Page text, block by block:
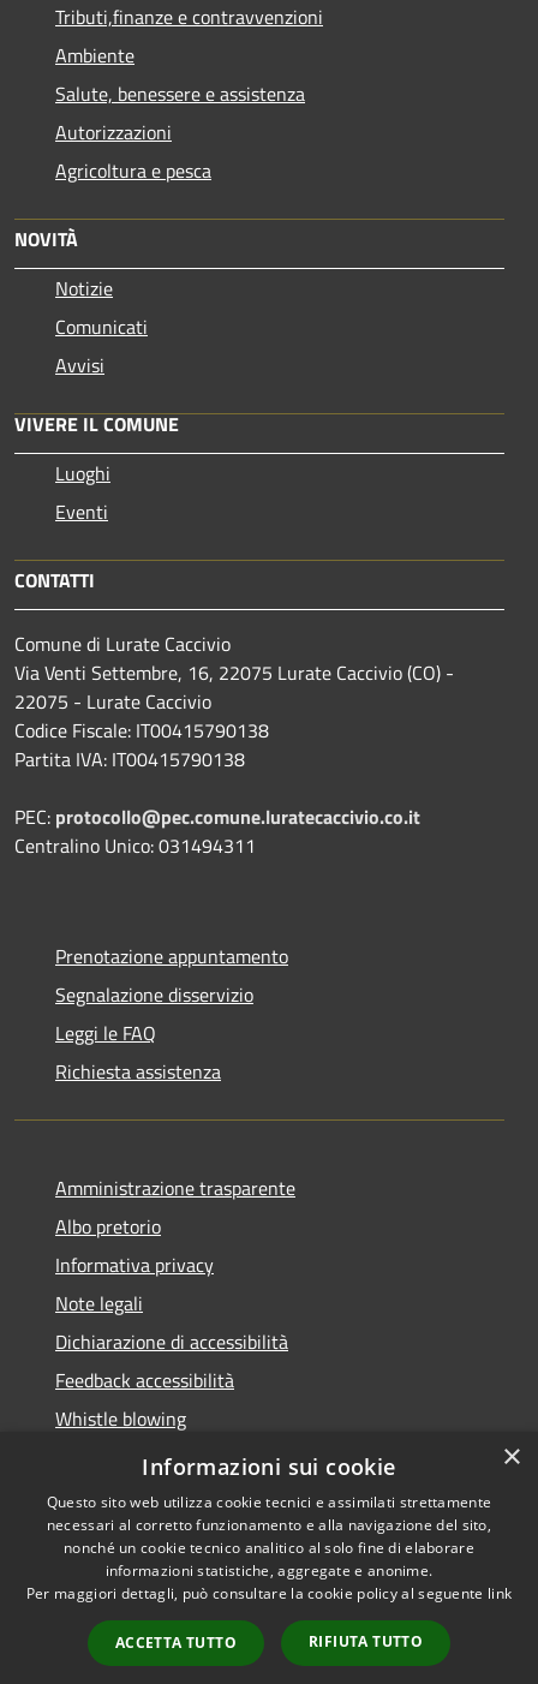
Tributi,finanze e contravvenzioni
Ambiente
Salute, benessere e assistenza
Autorizzazioni
Agricoltura e pesca
NOVITÀ
Notizie
Comunicati
Avvisi
VIVERE IL COMUNE
Luoghi
Eventi
CONTATTI
Comune di Lurate Caccivio
Via Venti Settembre, 16, 22075 Lurate Caccivio (CO) -
22075 - Lurate Caccivio
Codice Fiscale: IT00415790138
Partita IVA: IT00415790138
PEC: protocollo@pec.comune.luratecaccivio.co.it
Centralino Unico: 031494311
Prenotazione appuntamento
Segnalazione disservizio
Leggi le FAQ
Richiesta assistenza
Amministrazione trasparente
Albo pretorio
Informativa privacy
Note legali
Dichiarazione di accessibilità
Feedback accessibilità
Whistle blowing
Titolare potere sostitutivo
Accessibilità
Copyright © 2026 • Comune di
Lurate Caccivio • Powered by
Municipium•
Accesso
redazione
×
Informazioni sui cookie
Questo sito web utilizza cookie tecnici e assimilati strettamente
necessari al corretto funzionamento e alla navigazione del sito,
nonché un cookie tecnico analitico al solo fine di elaborare
informazioni statistiche, aggregate e anonime.
Per maggiori dettagli, può consultare la cookie policy al seguente link
ACCETTA TUTTO RIFIUTA TUTTO